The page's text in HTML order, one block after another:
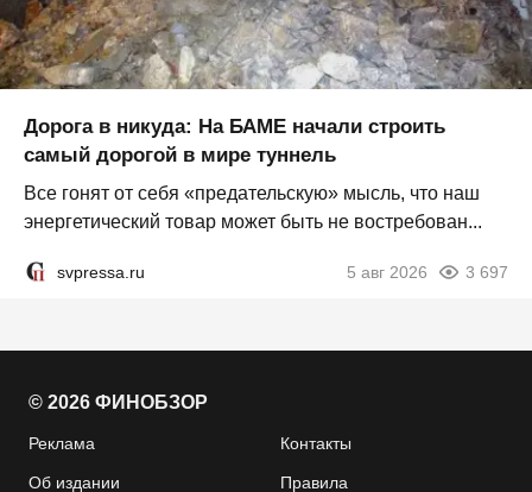
Дорога в никуда: На БАМЕ начали строить
самый дорогой в мире туннель
Все гонят от себя «предательскую» мысль, что наш
энергетический товар может быть не востребован...
svpressa.ru 5 авг 2026 3 697
© 2026 ФИНОБЗОР
Реклама Контакты
Об издании Правила